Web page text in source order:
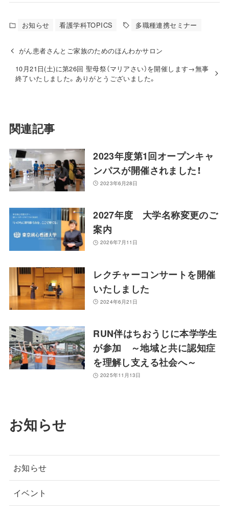
お知らせ 看護学科TOPICS 多職種連携セミナー
がん患者さんとご家族のためのほんわかサロン
10月21日(土)に第26回 聖母祭（マリアさい）を開催します→無事
終了いたしました。ありがとうございました。
関連記事
2023年度第1回オープンキャ
ンパスが開催されました！
2023年6月28日
2027年度 大学名称変更のご
案内
2026年7月11日
レクチャーコンサートを開催
いたしました
2024年6月21日
RUN伴はちおうじに本学学生
が参加 ～地域と共に認知症
を理解し支える社会へ～
2025年11月13日
お知らせ
お知らせ
イベント